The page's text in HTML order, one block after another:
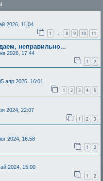
2026, 11:04
1 … 8 9 10 11
неправильно...
2026, 17:44
1 2
апр 2025, 16:01
1 2 3 4 5
2024, 22:07
1 2 3
2024, 16:58
1 2
2024, 15:00
1 2